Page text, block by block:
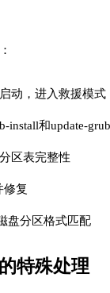
动，进入救援模式
install和update-
区表完整性
修复
盘分区格式匹配
特殊处理